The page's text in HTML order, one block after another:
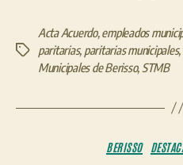
Etiquetas
Acta Acuerdo,empleados
paritarias, paritarias municipales,
Municipales de Berisso, STMB
BERISSO